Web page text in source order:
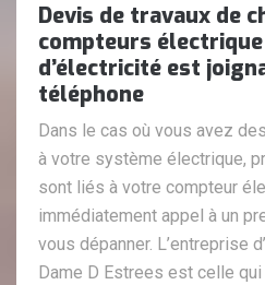
Devis de travaux de
compteurs
d’électricité est
téléphone
Dans le cas où vous avez
à votre système électrique,
sont liés à votre compteur
immédiatement appel à un
vous dépanner. L’entreprise
Dame D Estrees est celle